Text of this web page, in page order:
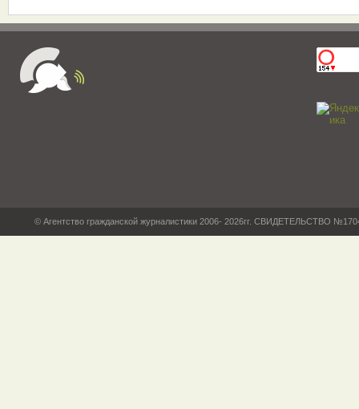
© Агентство гражданской журналистики 2006- 2026гг. СВИДЕТЕЛЬСТВО